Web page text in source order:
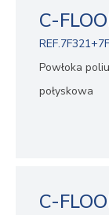
C-
Powłoka
połyskowa
C-